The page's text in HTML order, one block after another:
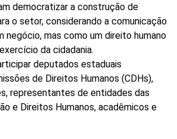
democratizar a construção de
o setor, considerando a comunicação
negócio, mas como um direito humano
da cidadania.
deputados estaduais
de Direitos Humanos (CDHs),
representantes de entidades das
e Direitos Humanos, acadêmicos e